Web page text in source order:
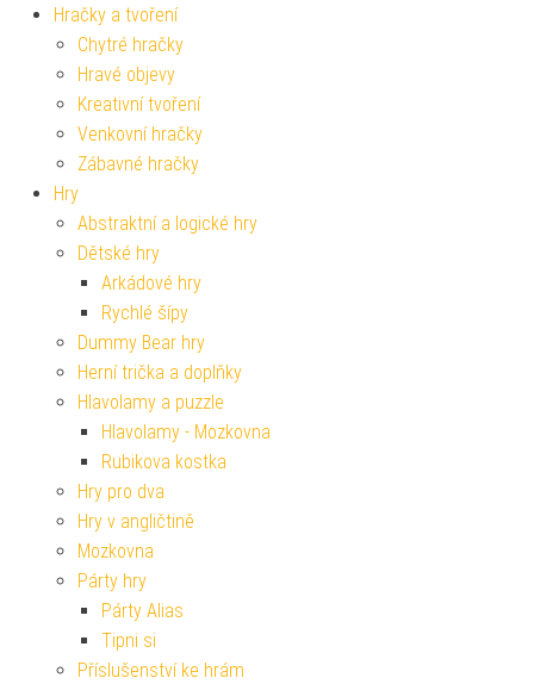
Hračky a tvoření
Chytré hračky
Hravé objevy
Kreativní tvoření
Venkovní hračky
Zábavné hračky
Hry
Abstraktní a logické hry
Dětské hry
Arkádové hry
Rychlé šípy
Dummy Bear hry
Herní trička a doplňky
Hlavolamy a puzzle
Hlavolamy - Mozkovna
Rubikova kostka
Hry pro dva
Hry v angličtině
Mozkovna
Párty hry
Párty Alias
Tipni si
Příslušenství ke hrám